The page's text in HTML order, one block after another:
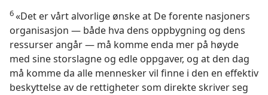
6«Det er vårt alvorlige ønske at De forente nasjoners
organisasjon — både hva dens oppbygning og dens
ressurser angår — må komme enda mer på høyde
med sine storslagne og edle oppgaver, og at den dag
må komme da alle mennesker vil finne i den en effektiv
beskyttelse av de rettigheter som direkte skriver seg